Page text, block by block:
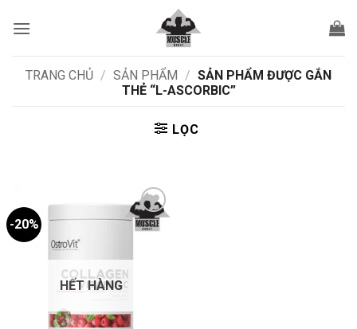
qua
dungTRANG CHỦ / SẢN PHẨM / SẢN PHẨM ĐƯỢC GẮN
THẺ “L-ASCORBIC”
LỌC
-20%
Add to
wishlist
HẾT HÀNG